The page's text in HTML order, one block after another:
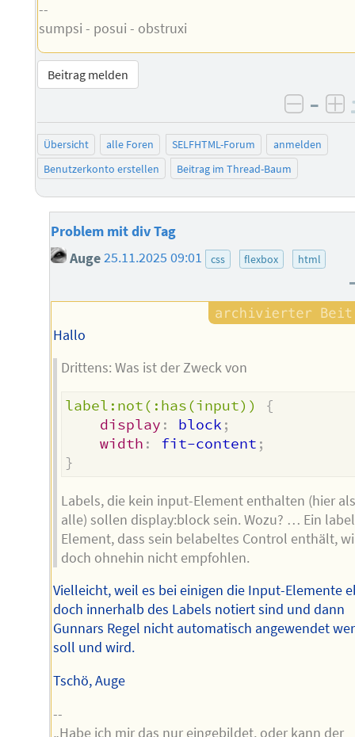
--
sumpsi - posui - obstruxi
Beitrag melden
–
Übersicht alle Foren SELFHTML-Forum
anmelden
Benutzerkonto erstellen
Beitrag im Thread-Baum
Problem mit div Tag
Auge25.11.2025 09:01 css flexbox html
Hallo
Drittens: Was ist der Zweck von
label:not(:has(input))
{
display : block ;
width : fit-content ;
}
Labels, die kein input-Element enthalten (hier
alle) sollen display:block sein. Wozu? … Ein
Element, dass sein belabeltes Control enthält,
doch ohnehin nicht empfohlen.
Vielleicht, weil es bei einigen die Input-Elemente
doch innerhalb des Labels notiert sind und dann
Gunnars Regel nicht automatisch angewendet
soll und wird.
Tschö, Auge
--
„Habe ich mir das nur eingebildet, oder kann der